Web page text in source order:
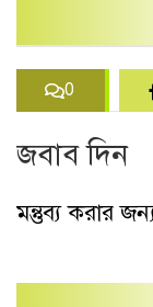
0
জবাব দিন
মন্তুব্য করার